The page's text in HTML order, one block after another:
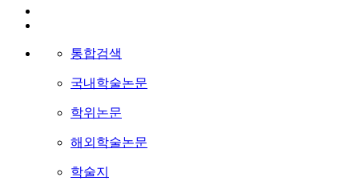
통합검색
국내학술논문
학위논문
해외학술논문
학술지